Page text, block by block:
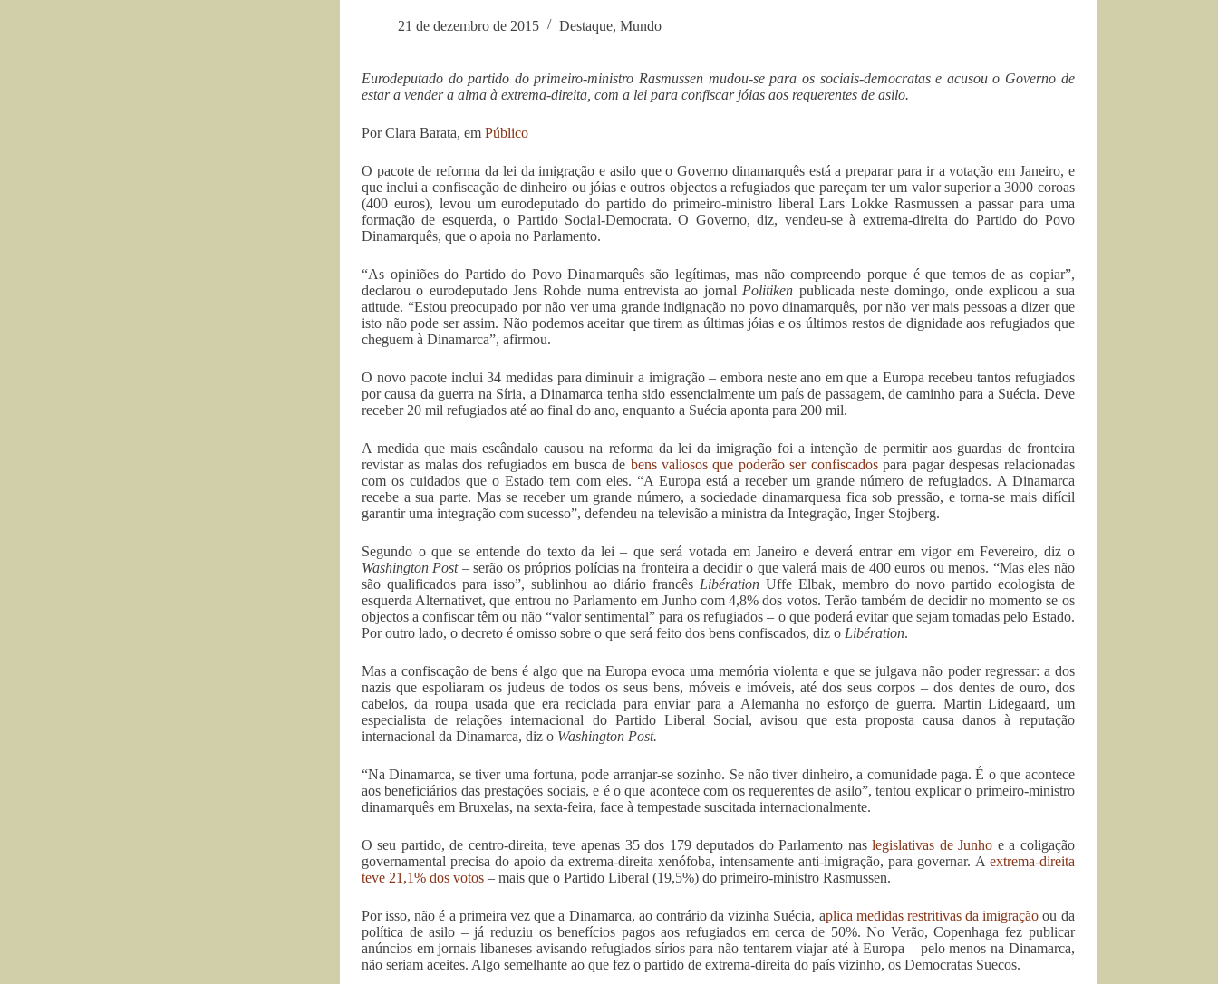
21 de dezembro de 2015 Destaque, Mundo
Eurodeputado do partido do primeiro-ministro Rasmussen mudou-se para os sociais-democratas e acusou o Governo de
estar a vender a alma à extrema-direita, com a lei para confiscar jóias aos requerentes de asilo.
Por Clara Barata, em Público
O pacote de reforma da lei da imigração e asilo que o Governo dinamarquês está a preparar para ir a votação em Janeiro, e
que inclui a confiscação de dinheiro ou jóias e outros objectos a refugiados que pareçam ter um valor superior a 3000 coroas
(400 euros), levou um eurodeputado do partido do primeiro-ministro liberal Lars Lokke Rasmussen a passar para uma
formação de esquerda, o Partido Social-Democrata. O Governo, diz, vendeu-se à extrema-direita do Partido do Povo
Dinamarquês, que o apoia no Parlamento.
“As opiniões do Partido do Povo Dinamarquês são legítimas, mas não compreendo porque é que temos de as copiar”,
declarou o eurodeputado Jens Rohde numa entrevista ao jornal Politiken publicada neste domingo, onde explicou a sua
atitude. “Estou preocupado por não ver uma grande indignação no povo dinamarquês, por não ver mais pessoas a dizer que
isto não pode ser assim. Não podemos aceitar que tirem as últimas jóias e os últimos restos de dignidade aos refugiados que
cheguem à Dinamarca”, afirmou.
O novo pacote inclui 34 medidas para diminuir a imigração – embora neste ano em que a Europa recebeu tantos refugiados
por causa da guerra na Síria, a Dinamarca tenha sido essencialmente um país de passagem, de caminho para a Suécia. Deve
receber 20 mil refugiados até ao final do ano, enquanto a Suécia aponta para 200 mil.
A medida que mais escândalo causou na reforma da lei da imigração foi a intenção de permitir aos guardas de fronteira
revistar as malas dos refugiados em busca de bens valiosos que poderão ser confiscadospara pagar despesas relacionadas
com os cuidados que o Estado tem com eles. “A Europa está a receber um grande número de refugiados. A Dinamarca
recebe a sua parte. Mas se receber um grande número, a sociedade dinamarquesa fica sob pressão, e torna-se mais difícil
garantir uma integração com sucesso”, defendeu na televisão a ministra da Integração, Inger Stojberg.
Segundo o que se entende do texto da lei – que será votada em Janeiro e deverá entrar em vigor em Fevereiro, diz o
Washington Post– serão os próprios polícias na fronteira a decidir o que valerá mais de 400 euros ou menos. “Mas eles não
são qualificados para isso”, sublinhou ao diário francês LibérationUffe Elbak, membro do novo partido ecologista de
esquerda Alternativet, que entrou no Parlamento em Junho com 4,8% dos votos. Terão também de decidir no momento se os
objectos a confiscar têm ou não “valor sentimental” para os refugiados – o que poderá evitar que sejam tomadas pelo Estado.
Por outro lado, o decreto é omisso sobre o que será feito dos bens confiscados, diz o Libération.
Mas a confiscação de bens é algo que na Europa evoca uma memória violenta e que se julgava não poder regressar: a dos
nazis que espoliaram os judeus de todos os seus bens, móveis e imóveis, até dos seus corpos – dos dentes de ouro, dos
cabelos, da roupa usada que era reciclada para enviar para a Alemanha no esforço de guerra. Martin Lidegaard, um
especialista de relações internacional do Partido Liberal Social, avisou que esta proposta causa danos à reputação
internacional da Dinamarca, diz o Washington Post.
“Na Dinamarca, se tiver uma fortuna, pode arranjar-se sozinho. Se não tiver dinheiro, a comunidade paga. É o que acontece
aos beneficiários das prestações sociais, e é o que acontece com os requerentes de asilo”, tentou explicar o primeiro-ministro
dinamarquês em Bruxelas, na sexta-feira, face à tempestade suscitada internacionalmente.
O seu partido, de centro-direita, teve apenas 35 dos 179 deputados do Parlamento naslegislativas de Junho e a coligação
governamental precisa do apoio da extrema-direita xenófoba, intensamente anti-imigração, para governar. A extrema-direita
teve 21,1% dos votos– mais que o Partido Liberal (19,5%) do primeiro-ministro Rasmussen.
Por isso, não é a primeira vez que a Dinamarca, ao contrário da vizinha Suécia, aplica medidas restritivas da imigraçãoou da
política de asilo – já reduziu os benefícios pagos aos refugiados em cerca de 50%. No Verão, Copenhaga fez publicar
anúncios em jornais libaneses avisando refugiados sírios para não tentarem viajar até à Europa – pelo menos na Dinamarca,
não seriam aceites. Algo semelhante ao que fez o partido de extrema-direita do país vizinho, os Democratas Suecos.